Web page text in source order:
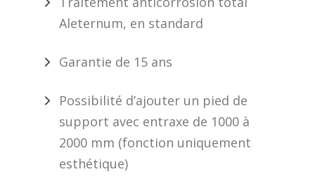
Aleternum, en standard
Garantie de 15 ans
Possibilité d’ajouter un pied de
support avec entraxe de 1000 à
2000 mm (fonction uniquement
esthétique)